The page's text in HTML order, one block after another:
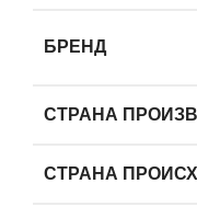
БРЕНД
СТРАНА
СТРАНА